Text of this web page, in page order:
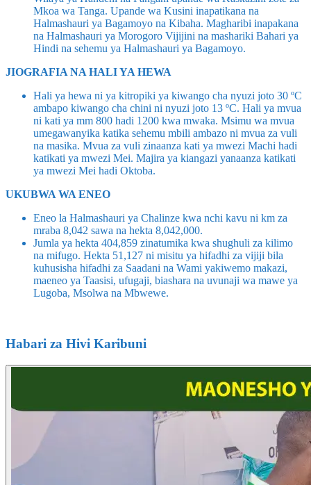
Mkoa wa Tanga. Upande wa Kusini inapatikana na
Halmashauri ya Bagamoyo na Kibaha. Magharibi inapakana
na Halmashauri ya Morogoro Vijijini na mashariki Bahari ya
Hindi na sehemu ya Halmashauri ya Bagamoyo.
JIOGRAFIA NA HALI YA HEWA
Hali ya hewa ni ya kitropiki ya kiwango cha nyuzi joto 30 ºC
ambapo kiwango cha chini ni nyuzi joto 13 ºC. Hali ya mvua
ni kati ya mm 800 hadi 1200 kwa mwaka. Msimu wa mvua
umegawanyika katika sehemu mbili ambazo ni mvua za vuli
na masika. Mvua za vuli zinaanza kati ya mwezi Machi hadi
katikati ya mwezi Mei. Majira ya kiangazi yanaanza katikati
ya mwezi Mei hadi Oktoba.
UKUBWA WA ENEO
Eneo la Halmashauri ya Chalinze kwa nchi kavu ni km za
mraba 8,042 sawa na hekta 8,042,000.
Jumla ya hekta 404,859 zinatumika kwa shughuli za kilimo
na mifugo. Hekta 51,127 ni misitu ya hifadhi za vijiji bila
kuhusisha hifadhi za Saadani na Wami yakiwemo makazi,
maeneo ya Taasisi, ufugaji, biashara na uvunaji wa mawe ya
Lugoba, Msolwa na Mbwewe.
Habari za Hivi Karibuni